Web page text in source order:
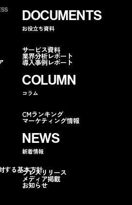
COLUMN
コラム
CMランキング
マーケティング情報
NEWS
新着情報
プレスリリース
メディア掲載
お知らせ
DOCUMENTS
お役立ち資料
サービス資料
業界分析レポート
導入事例レポート
する基本方針